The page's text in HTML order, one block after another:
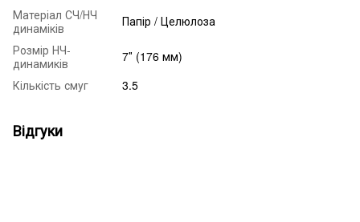
Матеріал СЧ/НЧ
динаміків
Папір / Целюлоза
Розмір НЧ-
динамиків
7″ (176 мм)
Кількість смуг
3.5
Відгуки